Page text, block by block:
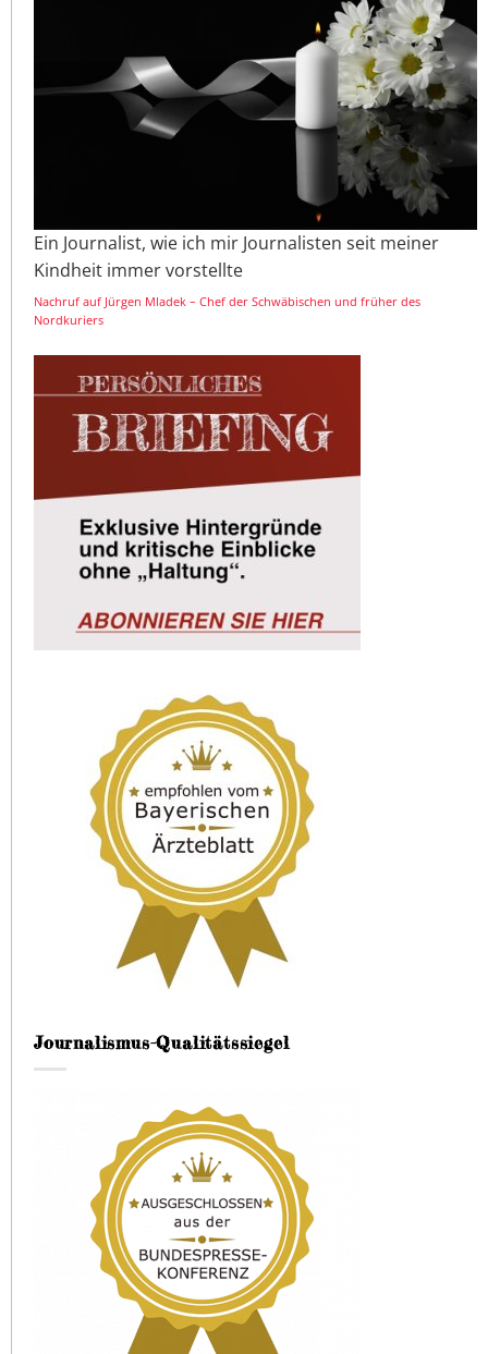
Ein Journalist, wie ich mir Journalisten seit meiner
Kindheit immer vorstellte
Nachruf auf Jürgen Mladek – Chef der Schwäbischen und früher des
Nordkuriers
Journalismus-Qualitätssiegel